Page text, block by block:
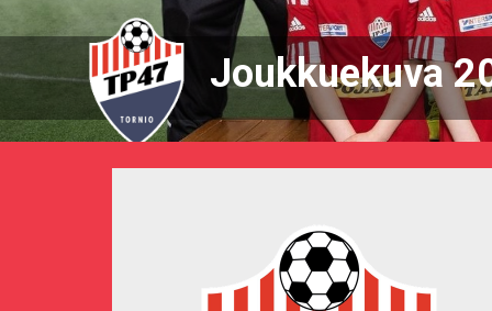
Joukkuekuva